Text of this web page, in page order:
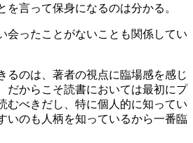
を言って保身になるのは分かる。
会ったことがないことも関係してい
るのは、著者の視点に臨場感を感じ
だからこそ読書においては最初にプ
むべきだし、特に個人的に知ってい
いのも人柄を知っているから一番臨